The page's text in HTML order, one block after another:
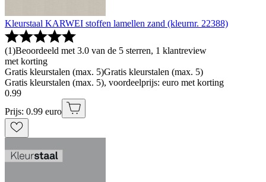
Kleurstaal KARWEI stoffen lamellen zand (kleurnr. 22388)
(1)Beoordeeld met 3.0 van de 5 sterren, 1 klantreview
met korting
Gratis kleurstalen (max. 5)Gratis kleurstalen (max. 5)
Gratis kleurstalen (max. 5), voordeelprijs: euro met korting
0.99
Prijs: 0.99 euro